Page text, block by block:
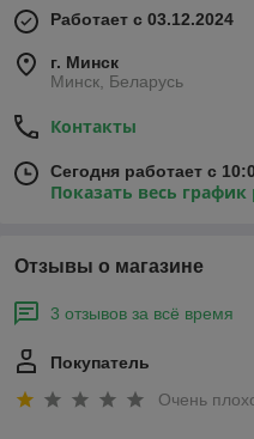
Работает с 03.12.2024
г. Минск
Минск, Беларусь
Контакты
Сегодня работает с
Показать весь график
Отзывы о магазине
3 отзывов за всё время
Покупатель
Очень